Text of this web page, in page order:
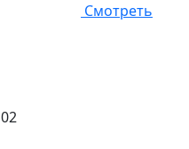
Смотреть
02